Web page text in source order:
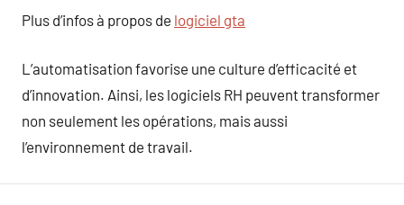
Plus d’infos à propos de logiciel gta
L’automatisation favorise une culture d’efficacité et
d’innovation. Ainsi, les logiciels RH peuvent transformer
non seulement les opérations, mais aussi
l’environnement de travail.